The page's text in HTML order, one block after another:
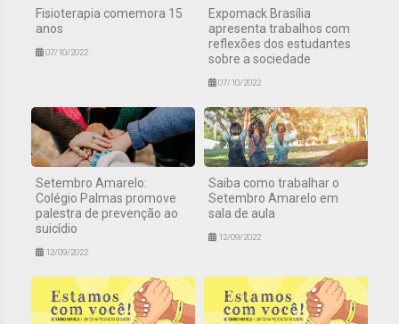
Fisioterapia comemora 15
anos
07/10/2022
Expomack Brasília
apresenta trabalhos com
reflexões dos estudantes
sobre a sociedade
07/10/2022
Setembro Amarelo:
Colégio Palmas promove
palestra de prevenção ao
suicídio
12/09/2022
Saiba como trabalhar o
Setembro Amarelo em
sala de aula
12/09/2022